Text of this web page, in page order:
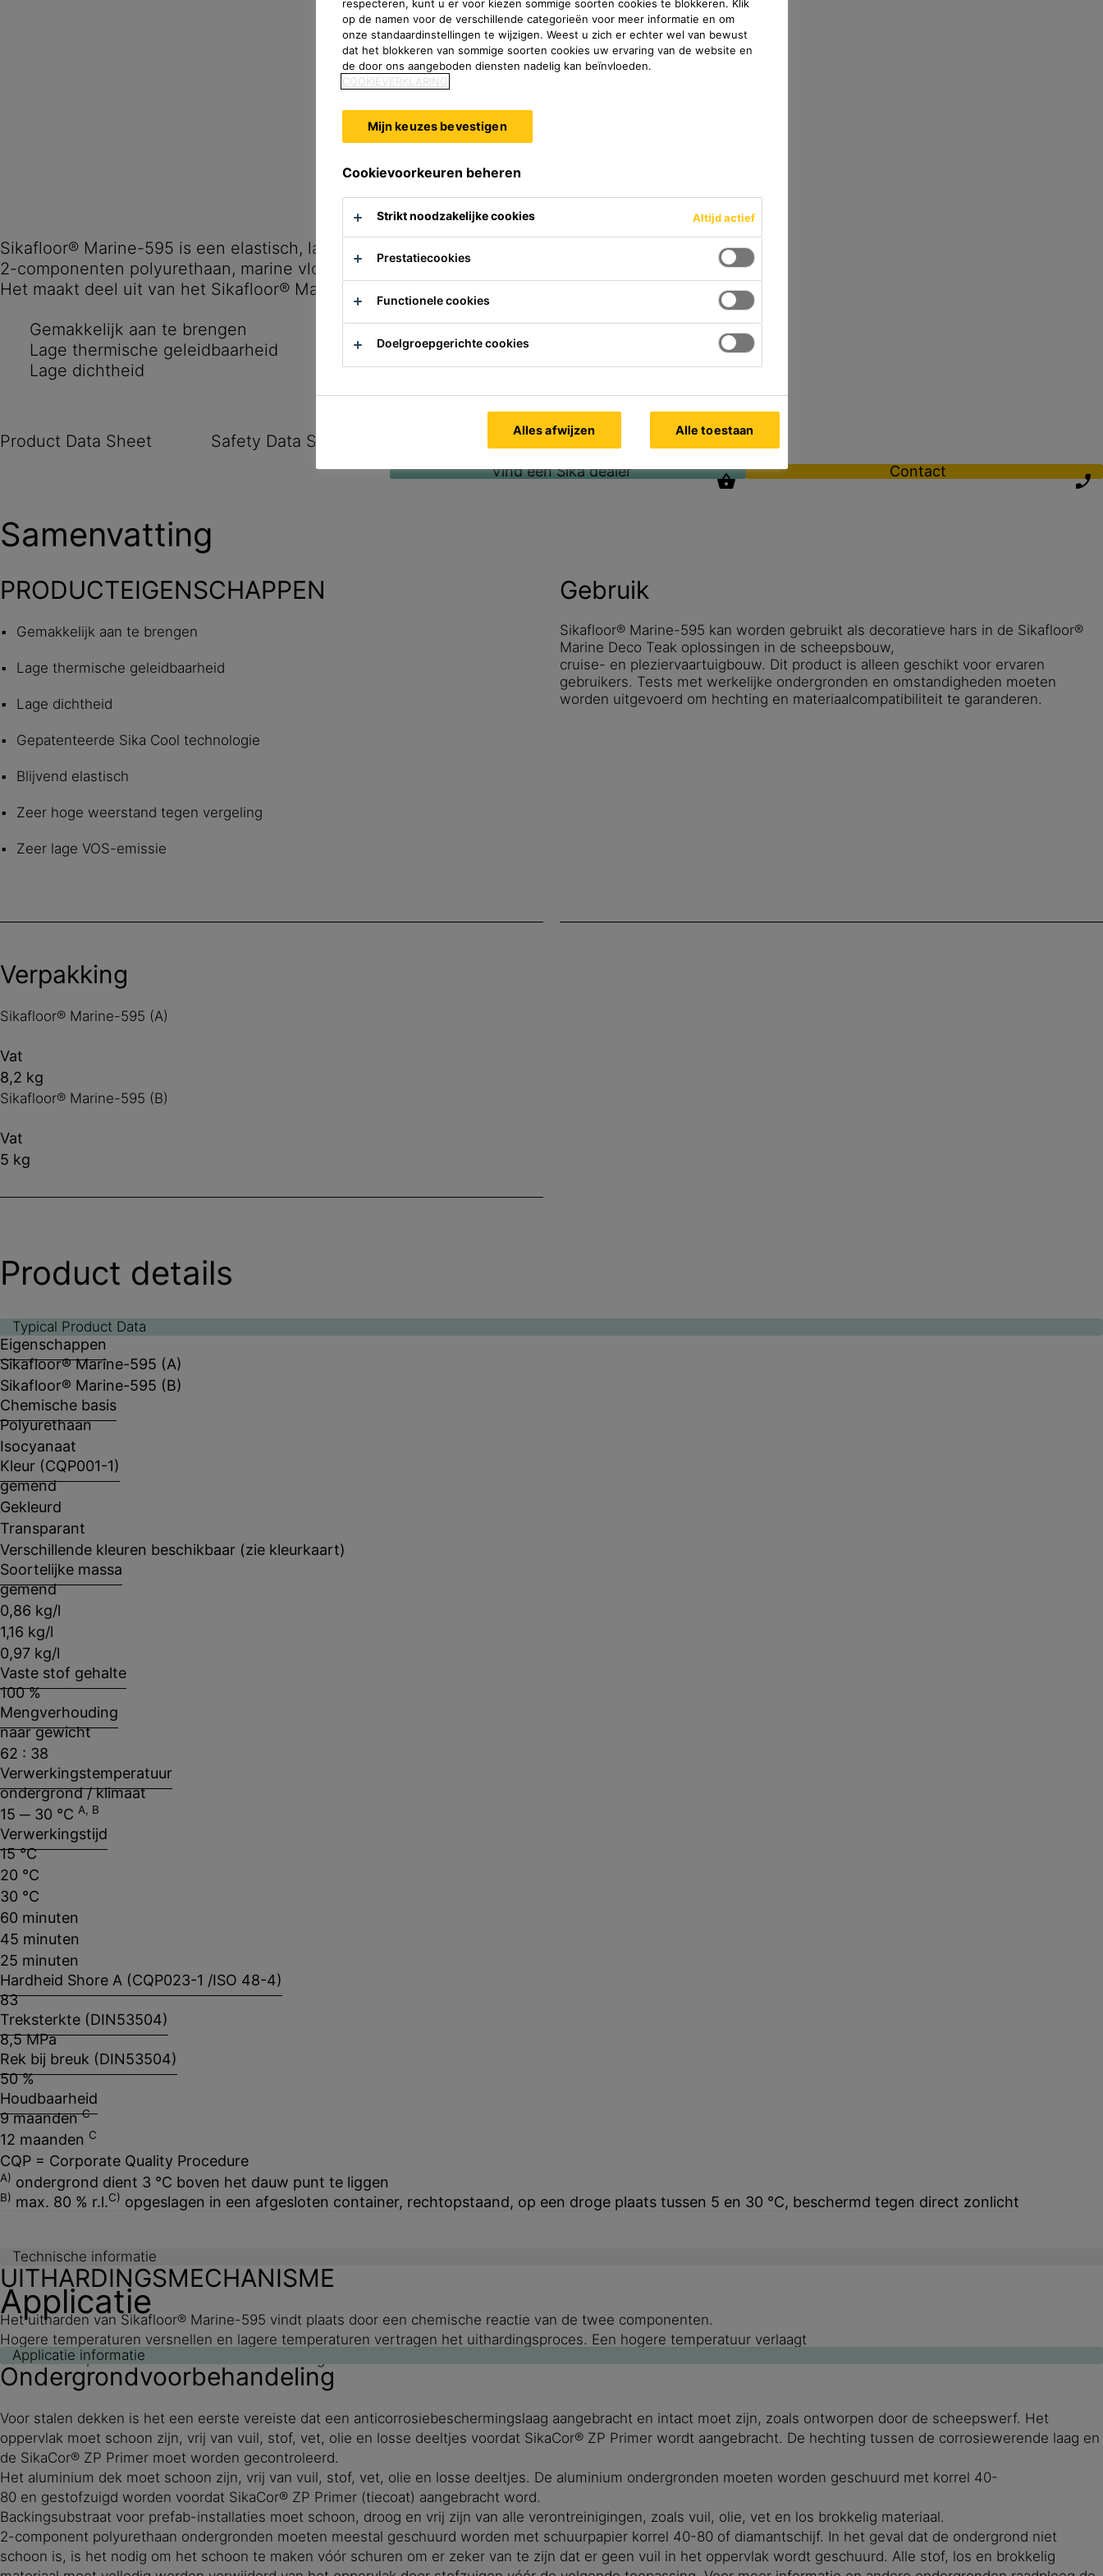
Sikafloor® Marine-595 is een elastisch, lage VOC en zelfnivellerende alifatisch
2-componenten polyurethaan, marine vloer hars met lage warmtegeleiding .
Gemakkelijk aan te brengen
Lage thermische geleidbaarheid
Lage dichtheid
Product Data Sheet Safety Data Sheet Bekijk alle documenten
Contact
Vind een Sika dealer
Samenvatting
PRODUCTEIGENSCHAPPEN
Gemakkelijk aan te brengen
Lage thermische geleidbaarheid
Lage dichtheid
Gepatenteerde Sika Cool technologie
Blijvend elastisch
Zeer hoge weerstand tegen vergeling
Zeer lage VOS-emissie
Gebruik
Sikafloor® Marine-595 kan worden gebruikt als decoratieve hars in de Sikafloor®
Marine Deco Teak oplossingen in de scheepsbouw,
cruise- en pleziervaartuigbouw. Dit product is alleen geschikt voor ervaren
gebruikers. Tests met werkelijke ondergronden en omstandigheden moeten
worden uitgevoerd om hechting en materiaalcompatibiliteit te garanderen.
Verpakking
Sikafloor® Marine-595 (A)
Vat
8,2 kg
Sikafloor® Marine-595 (B)
Vat
5 kg
Product details
Typical Product Data
Eigenschappen
Sikafloor® Marine-595 (A)
Sikafloor® Marine-595 (B)
Chemische basis
Polyurethaan
Isocyanaat
Kleur (CQP001-1)
gemend
Gekleurd
Transparant
Verschillende kleuren beschikbaar (zie kleurkaart)
Soortelijke massa
gemend
0,86 kg/l
1,16 kg/l
0,97 kg/l
Vaste stof gehalte
100 %
Mengverhouding
naar gewicht
62 : 38
Verwerkingstemperatuur
ondergrond / klimaat
15 ─ 30 °C A, B
Verwerkingstijd
15 °C
20 °C
30 °C
60 minuten
45 minuten
25 minuten
Hardheid Shore A (CQP023-1 /ISO 48-4)
83
Treksterkte (DIN53504)
8,5 MPa
Rek bij breuk (DIN53504)
50 %
Houdbaarheid
9 maandenC
12 maanden C
CQP = Corporate Quality Procedure
A) ondergrond dient 3 °C boven het dauw punt te liggen
B) max. 80 % r.l.C) opgeslagen in een afgesloten container, rechtopstaand, op een droge plaats tussen 5 en 30 °C, beschermd tegen direct zonlicht
Technische informatie
UITHARDINGSMECHANISME
Het uitharden van Sikafloor® Marine-595 vindt plaats door een chemische reactie van de twee componenten.
Hogere temperaturen versnellen en lagere temperaturen vertragen het uithardingsproces. Een hogere temperatuur verlaagt
de viscositeit, wat leidt tot een betere ontluchting.
Applicatie
Applicatie informatie
Ondergrondvoorbehandeling
Voor stalen dekken is het een eerste vereiste dat een anticorrosiebeschermingslaag aangebracht en intact moet zijn, zoals ontworpen door de scheepswerf. Het
oppervlak moet schoon zijn, vrij van vuil, stof, vet, olie en losse deeltjes voordat SikaCor® ZP Primer wordt aangebracht. De hechting tussen de corrosiewerende laag en
de SikaCor® ZP Primer moet worden gecontroleerd.
Het aluminium dek moet schoon zijn, vrij van vuil, stof, vet, olie en losse deeltjes. De aluminium ondergronden moeten worden geschuurd met korrel 40-
80 en gestofzuigd worden voordat SikaCor® ZP Primer (tiecoat) aangebracht word.
Backingsubstraat voor prefab-installaties moet schoon, droog en vrij zijn van alle verontreinigingen, zoals vuil, olie, vet en los brokkelig materiaal.
2-component polyurethaan ondergronden moeten meestal geschuurd worden met schuurpapier korrel 40-80 of diamantschijf. In het geval dat de ondergrond niet
schoon is, is het nodig om het schoon te maken vóór schuren om er zeker van te zijn dat er geen vuil in het oppervlak wordt geschuurd. Alle stof, los en brokkelig
respecteren, kunt u er voor kiezen sommige soorten cookies te blokkeren. Klik
op de namen voor de verschillende categorieën voor meer informatie en om
onze standaardinstellingen te wijzigen. Weest u zich er echter wel van bewust
dat het blokkeren van sommige soorten cookies uw ervaring van de website en
de door ons aangeboden diensten nadelig kan beïnvloeden.
COOKIEVERKLARING
Mijn keuzes bevestigen
Cookievoorkeuren beheren
Strikt noodzakelijke cookies Altijd actief
Prestatiecookies
Functionele cookies
Doelgroepgerichte cookies
Alles afwijzen Alle toestaan